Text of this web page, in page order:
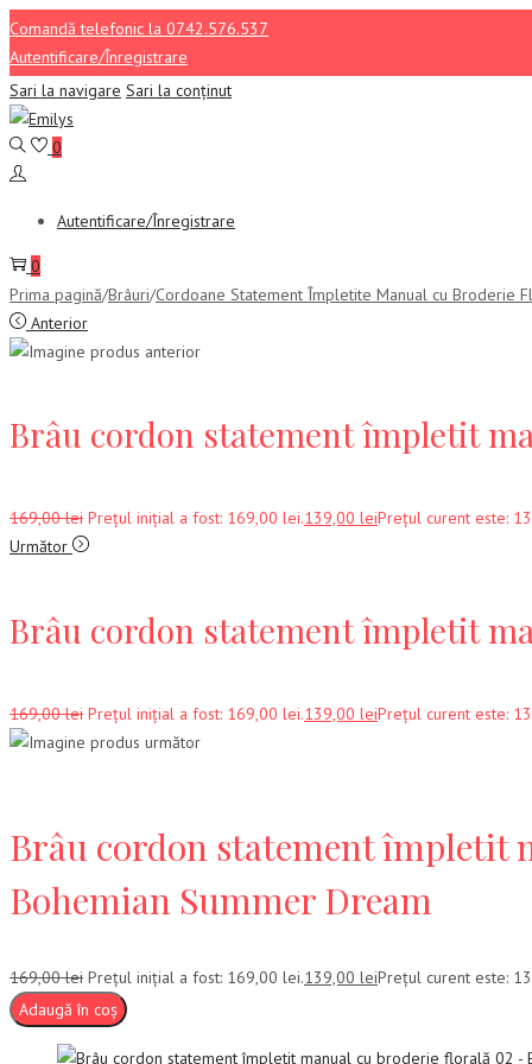
Comandă telefonic la 0742.576.537
Autentificare/Înregistrare
Sari la navigare Sari la conținut
0
Autentificare/Înregistrare
0
Prima pagină/Brâuri/Cordoane Statement Împletite Manual cu Broderie
Anterior
Brâu cordon statement împletit
169,00lei Prețul inițial a fost: 169,00 lei.139,00 leiPrețul curent este:
Următor
Brâu cordon statement împletit
169,00lei Prețul inițial a fost: 169,00 lei.139,00 leiPrețul curent este:
Brâu cordon statement împletit
Bohemian Summer Dream
169,00lei Prețul inițial a fost: 169,00 lei.139,00 leiPrețul curent este:
Adaugă în coș